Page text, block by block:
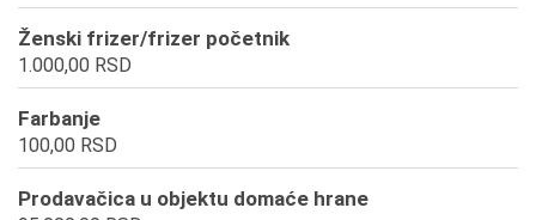
Ženski frizer/frizer početnik
1.000,00 RSD
Farbanje
100,00 RSD
Prodavačica u objektu domaće hrane